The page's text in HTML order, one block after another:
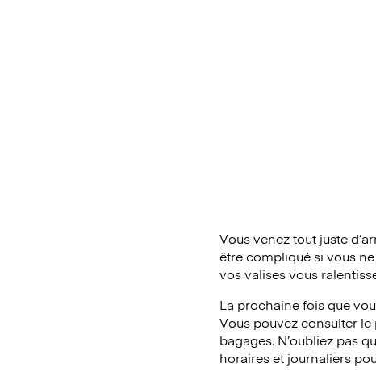
Vous venez tout juste
être compliqué si vous
vos valises vous
La prochaine fois que
Vous pouvez consulter
bagages. N’oubliez pas
horaires et journaliers